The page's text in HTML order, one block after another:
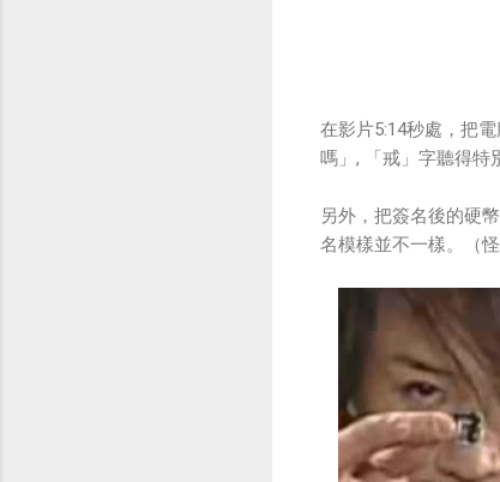
在影片5:14秒處，把
嗎」, 「戒」字聽得特
另外，把簽名後的硬
名模樣並不一樣。（